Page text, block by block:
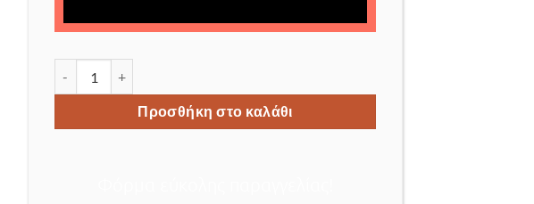
Προσθήκη στο καλάθι